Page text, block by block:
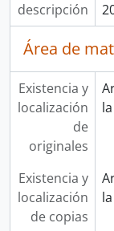
descripción
Área de
Existencia y
localización
de
originales
Existencia y
localización
de copias